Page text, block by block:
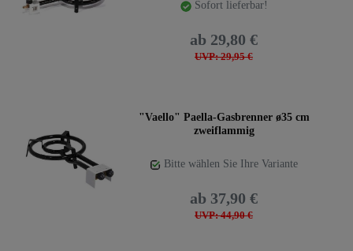
offenem Feuer.
Sofort lieferbar!
UVP: 29,95 €
ab 29,80 €
"Vaello" Paella-Gasbrenner ø35 cm
zweiflammig
Bitte wählen Sie Ihre Variante
UVP: 44,90 €
ab 37,90 €